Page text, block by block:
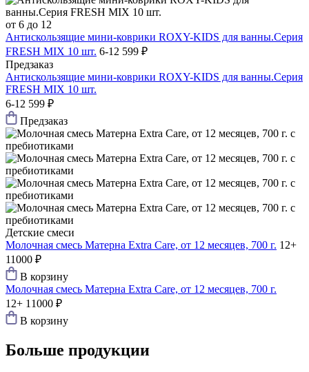
от 6 до 12
Антискользящие мини-коврики ROXY-KIDS для ванны.Серия
FRESH MIX 10 шт. 6-12 599 ₽
Предзаказ
Антискользящие мини-коврики ROXY-KIDS для ванны.Серия
FRESH MIX 10 шт.
6-12 599 ₽
Предзаказ
Детские смеси
Молочная смесь Матерна Extra Care, от 12 месяцев, 700 г. 12+
11000 ₽
В корзину
Молочная смесь Матерна Extra Care, от 12 месяцев, 700 г.
12+ 11000 ₽
В корзину
Больше продукции